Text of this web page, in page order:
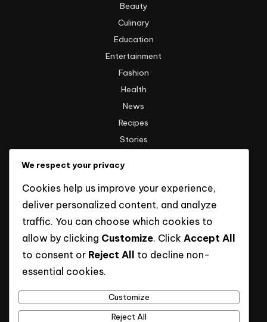
Beauty
Culinary
Education
Entertainment
Fashion
Health
News
Recipes
Stories
Travel
Uncategorized
Hak Cipta
Kebijakan Privasi
Tentang Kami
We respect your privacy
Cookies help us improve your experience,
deliver personalized content, and analyze
traffic. You can choose which cookies to
allow by clicking Customize. Click Accept All
to consent or Reject All
to decline non-
essential cookies.
Customize
Reject All